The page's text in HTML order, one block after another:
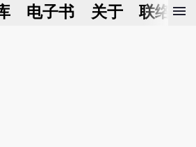
电子书 关于 联络我
menu